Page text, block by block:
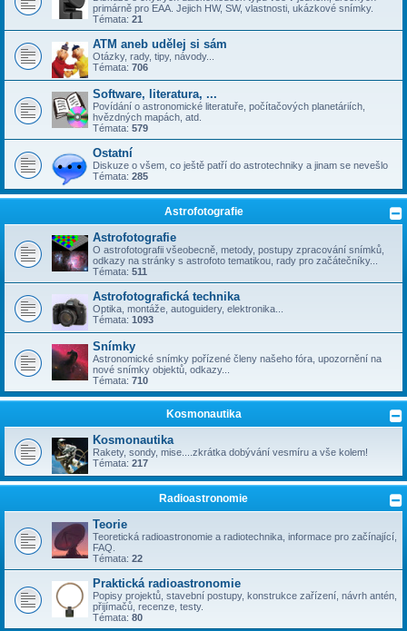
primárně pro EAA. Jejich HW, SW, vlastnosti, ukázkové snímky.
Témata: 21
ATM aneb udělej si sám
Otázky, rady, tipy, návody...
Témata: 706
Software, literatura, ...
Povídání o astronomické literatuře, počítačových planetáriích,
hvězdných mapách, atd.
Témata: 579
Ostatní
Diskuze o všem, co ještě patří do astrotechniky a jinam se nevešlo
Témata: 285
Astrofotografie
Astrofotografie
O astrofotografii všeobecně, metody, postupy zpracování snímků,
odkazy na stránky s astrofoto tematikou, rady pro začátečníky...
Témata: 511
Astrofotografická technika
Optika, montáže, autoguidery, elektronika...
Témata: 1093
Snímky
Astronomické snímky pořízené členy našeho fóra, upozornění na
nové snímky objektů, odkazy...
Témata: 710
Kosmonautika
Kosmonautika
Rakety, sondy, mise....zkrátka dobývání vesmíru a vše kolem!
Témata: 217
Radioastronomie
Teorie
Teoretická radioastronomie a radiotechnika, informace pro začínající,
FAQ.
Témata: 22
Praktická radioastronomie
Popisy projektů, stavební postupy, konstrukce zařízení, návrh antén,
přijímačů, recenze, testy.
Témata: 80